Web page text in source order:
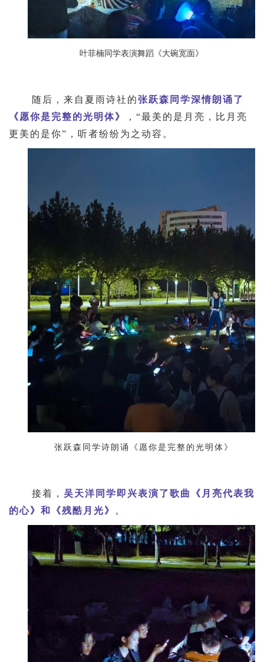
叶菲楠同学表演舞蹈《大碗宽面》
随后，来自夏雨诗社的张跃森同学深情朗诵了
《愿你是完整的光明体》
， “最美的是月亮，比月亮
更美的是你” ，听者纷纷为之动容。
张跃森同学诗朗诵《愿你是完整的光明体》
接着， 吴天洋同学即兴表演了歌曲《月亮代表我
的心》和《残酷月光》
。